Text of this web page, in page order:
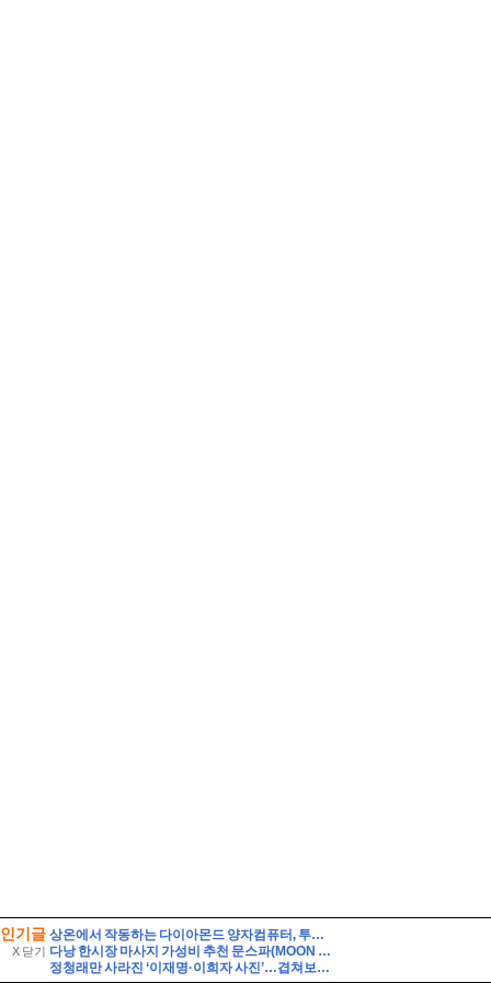
인기글
X 닫기
상온에서 작동하는 다이아몬드 양자컴퓨터, 투자자는 무엇을 봐야 할까?
다낭 한시장 마사지 가성비 추천 문스파(MOON SPA)
정청래만 사라진 ‘이재명·이희자 사진’…겹쳐보니 같은 원본